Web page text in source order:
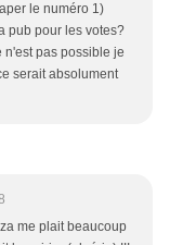
le numéro 1)
pub pour les votes?
n'est pas possible je
serait absolument
me plait beaucoup